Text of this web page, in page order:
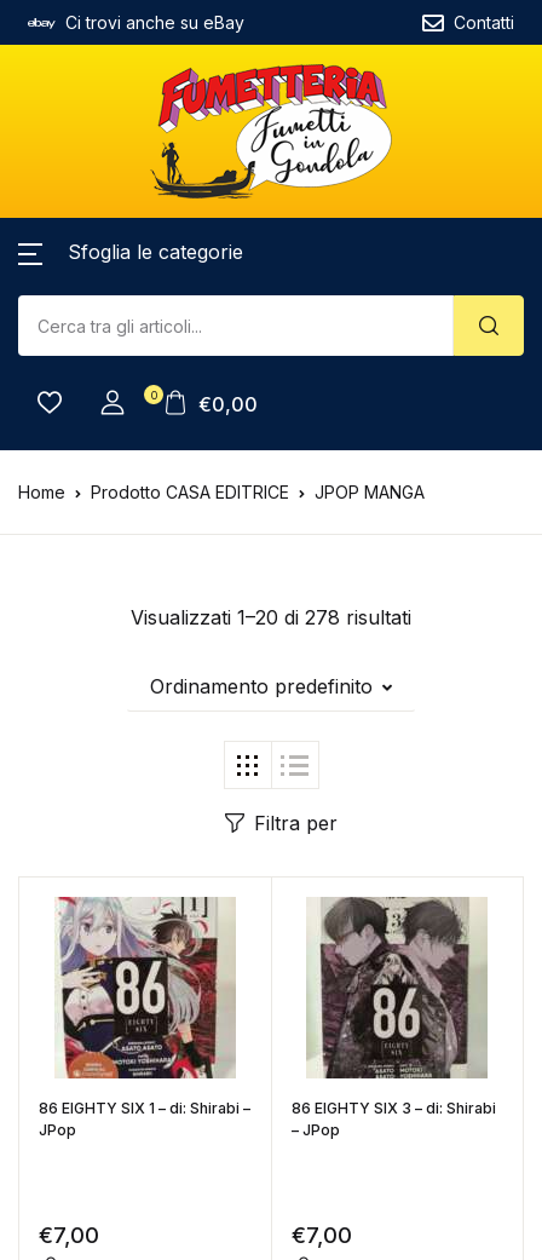
Ci trovi anche su eBay Contatti
Sfoglia le categorie
0 €0,00
Home Prodotto CASA EDITRICE JPOP MANGA
Visualizzati 1–20 di 278 risultati
Ordinamento predefinito
Filtra per
86 EIGHTY SIX 1 – di: Shirabi –
JPop
€7,00
86 EIGHTY SIX 3 – di: Shirabi
– JPop
€7,00